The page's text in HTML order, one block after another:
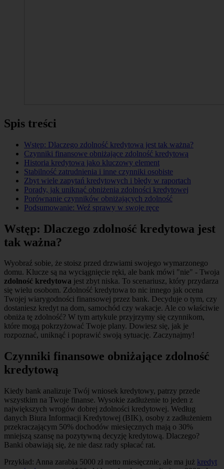
Spis treści
Wstęp: Dlaczego zdolność kredytowa jest tak ważna?
Czynniki finansowe obniżające zdolność kredytową
Historia kredytowa jako kluczowy element
Stabilność zatrudnienia i inne czynniki osobiste
Zbyt wiele zapytań kredytowych i błędy w raportach
Porady, jak uniknąć obniżenia zdolności kredytowej
Porównanie czynników obniżających zdolność
Podsumowanie: Weź sprawy w swoje ręce
Wstęp: Dlaczego zdolność kredytowa jest
tak ważna?
Wyobraź sobie, że stoisz przed drzwiami swojego wymarzonego
domu. Klucze są na wyciągnięcie ręki, ale bank mówi "nie" - Twoja
zdolność kredytowa jest zbyt niska. To scenariusz, który przydarza
się wielu osobom. Zdolność kredytowa to nic innego jak ocena
Twojej wiarygodności finansowej przez bank. Decyduje o tym, czy
dostaniesz kredyt na dom, samochód czy wakacje. Ale co właściwie
obniża tę zdolność? W tym artykule przyjrzymy się czynnikom,
które mogą pokrzyżować Twoje plany. Dowiesz się, jak je
rozpoznać, uniknąć i poprawić swoją sytuację. Zaczynajmy!
Czynniki finansowe obniżające zdolność
kredytową
Kiedy bank analizuje Twój wniosek kredytowy, patrzy przede
wszystkim na Twoje finanse. Wysokie zadłużenie to jeden z
największych wrogów dobrej zdolności kredytowej. Według
danych Biura Informacji Kredytowej (BIK), osoby z zadłużeniem
przekraczającym 50% dochodów miesięcznych mają o 30%
mniejszą szansę na pozytywną decyzję kredytową. Dlaczego?
Banki obawiają się, że nie dasz rady spłacać rat.
Przykład: Anna zarabia 5000 zł netto miesięcznie, ale ma już kredyt